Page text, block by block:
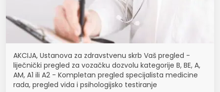
AKCIJA, Ustanova za zdravstvenu skrb Vaš pregled -
liječnički pregled za vozačku dozvolu kategorije B, BE, A,
AM, A1 ili A2 - Kompletan pregled specijalista medicine
rada, pregled vida i psihologijsko testiranje